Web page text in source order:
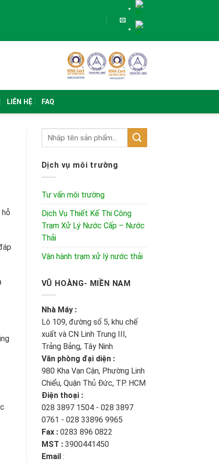
LIÊN HỆ FAQ
Dịch vụ môi trường
Tư vấn môi trường
Dịch Vụ Thiết Kế Thi Công
Trạm Xử Lý Nước Cấp – Nước
Thải
Vận hành trạm xử lý nước thải
VŨ HOÀNG- MIỀN NAM
Nhà Máy :
Lô 109, đường số 5, khu chế
xuất và CN Linh Trung III,
Trảng Bảng, Tây Ninh
Văn phòng đại diện :
980 Kha Vạn Cận, Phường Linh
Chiểu, Quận Thủ Đức, TP. HCM
Điện thoại :
028 3897 1504 - 028 3897
0761 - 028 33896 9965
Fax : 0283 896 0822
MST : 3900441450
Email :